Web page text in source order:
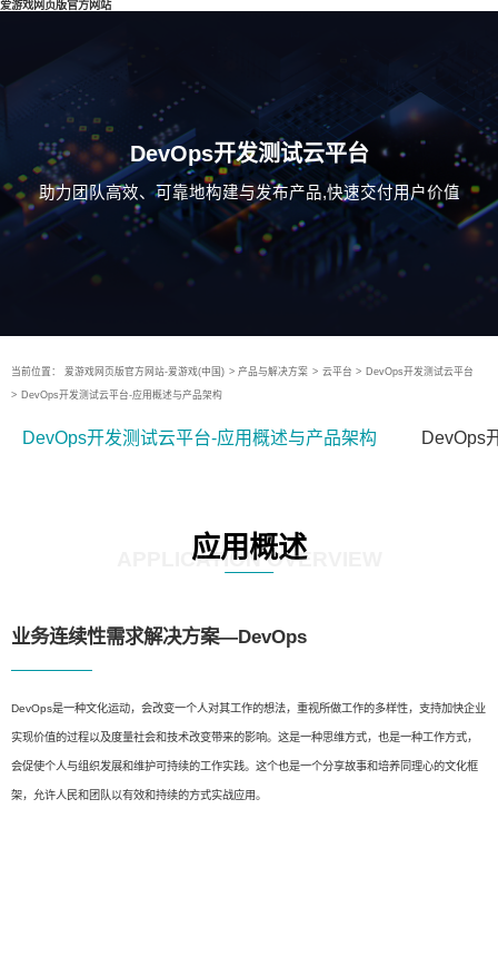
爱游戏网页版官方网站
DevOps开发测试云平台
助力团队高效、可靠地构建与发布产品,快速交付用户价值
当前位置： 爱游戏网页版官方网站-爱游戏(中国) > 产品与解决方案 > 云平台 > DevOps开发测试云平台
> DevOps开发测试云平台-应用概述与产品架构
DevOps开发测试云平台-应用概述与产品架构 DevOps
应用概述
APPLICATION OVERVIEW
业务连续性需求解决方案—DevOps
DevOps是一种文化运动，会改变一个人对其工作的想法，重视所做工作的多样性，支持加快企业
实现价值的过程以及度量社会和技术改变带来的影响。这是一种思维方式，也是一种工作方式，
会促使个人与组织发展和维护可持续的工作实践。这个也是一个分享故事和培养同理心的文化框
架，允许人民和团队以有效和持续的方式实战应用。